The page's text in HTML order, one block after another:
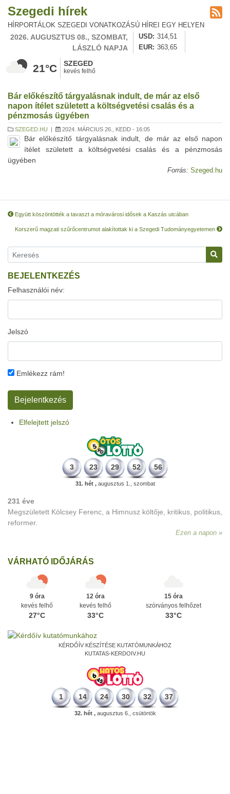
Szegedi hírek
HÍRPORTÁLOK SZEGEDI VONATKOZÁSÚ HÍREI EGY HELYEN
2026. AUGUSZTUS 08., SZOMBAT,
LÁSZLÓ NAPJA
USD
314,51
EUR
363,65
21°C SZEGED
kevés felhő
Bár előkészítő tárgyalásnak indult, de már az első
napon ítélet született a költségvetési csalás és a
pénzmosás ügyében
SZEGED.HU | 2024. MÁRCIUS 26., KEDD - 16:05
Bár előkészítő tárgyalásnak indult, de már az első napon
ítélet született a költségvetési csalás és a pénzmosás
ügyében
Forrás: Szeged.hu
Együtt köszöntötték a tavaszt a móravárosi idősek a Kaszás utcában
Korszerű magzati szűrőcentrumot alakítottak ki a Szegedi Tudományegyetemen
BEJELENTKEZÉS
Felhasználói név:
Jelszó
Emlékezz rám!
Elfelejtett jelszó
3 23 29 52 56
31. hét ,augusztus 1., szombat
231 éve
Megszületett Kölcsey Ferenc, a Himnusz költője, kritikus, politikus,
reformer.
Ezen a napon
VÁRHATÓ IDŐJÁRÁS
9 óra
kevés felhő
27°C
12 óra
kevés felhő
33°C
15 óra
szórványos felhőzet
33°C
KÉRDŐÍV KÉSZÍTÉSE KUTATÓMUNKÁHOZ
KUTATAS-KERDOIV.HU
1 14 24 30 32 37
32. hét ,augusztus 6., csütörtök